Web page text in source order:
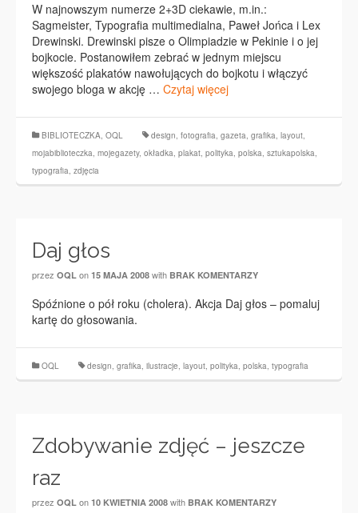
W najnowszym numerze 2+3D ciekawie, m.in.:
Sagmeister, Typografia multimedialna, Paweł Jońca i Lex
Drewinski. Drewinski pisze o Olimpiadzie w Pekinie i o jej
bojkocie. Postanowiłem zebrać w jednym miejscu
większość plakatów nawołujących do bojkotu i włączyć
swojego bloga w akcję … Czytaj więcej
BIBLIOTECZKA, OQL design, fotografia, gazeta, grafika, layout,
mojabiblioteczka, mojegazety, okładka, plakat, polityka, polska, sztukapolska,
typografia, zdjęcia
Daj głos
przez OQL on 15 MAJA 2008 with BRAK KOMENTARZY
Spóźnione o pół roku (cholera). Akcja Daj głos – pomaluj
kartę do głosowania.
OQL design, grafika, ilustracje, layout, polityka, polska, typografia
Zdobywanie zdjęć – jeszcze
raz
przez OQL on 10 KWIETNIA 2008 with BRAK KOMENTARZY